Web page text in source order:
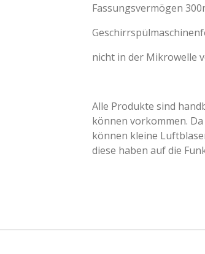
Fassungsvermögen
nicht in der Mikrowelle
Alle Produkte sind
können vorkommen.
können kleine
diese haben auf die